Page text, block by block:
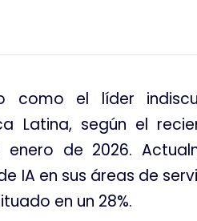
como el líder
Latina, según el
enero de 2026.
IA en sus áreas de
en un 28%.